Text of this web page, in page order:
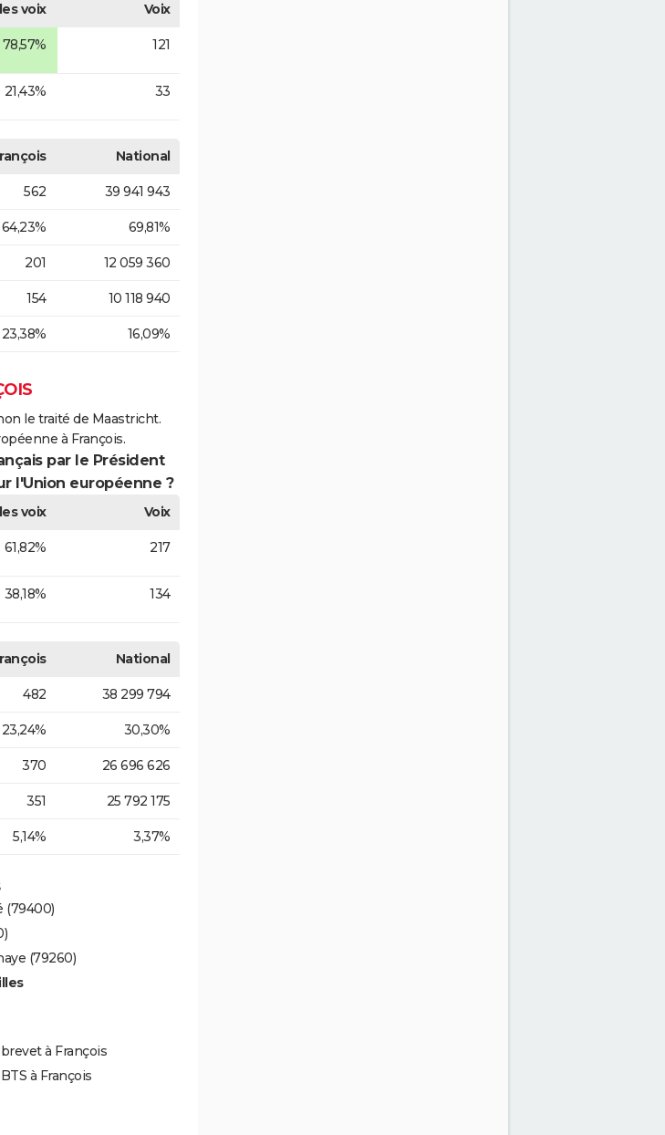
voix
Voix
78,57% 121
21,43% 33
National
562 39 941 943
64,23% 69,81%
201 12 059 360
154 10 118 940
23,38% 16,09%
le traité de Maastricht.
à François.
par le Président
l'Union européenne ?
voix
Voix
61,82% 217
38,18% 134
National
482 38 299 794
23,24% 30,30%
370 26 696 626
351 25 792 175
5,14% 3,37%
(79400)
(79260)
à François
à François